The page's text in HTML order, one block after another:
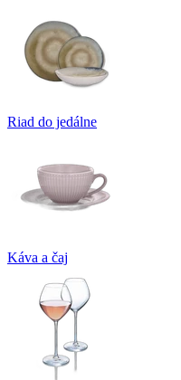
Riad do jedálne
Káva a čaj